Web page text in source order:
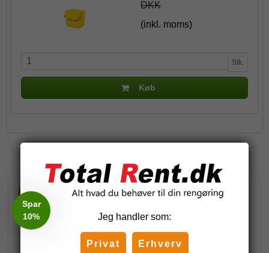
DKK
(inkl. moms)
Stk.
Køb
-15% -20%
Jeg handler som:
Privat Erhverv
Spar
10%